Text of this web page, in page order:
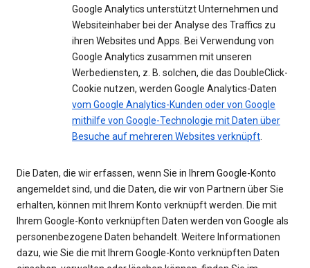
Google Analytics unterstützt Unternehmen und
Websiteinhaber bei der Analyse des Traffics zu
ihren Websites und Apps. Bei Verwendung von
Google Analytics zusammen mit unseren
Werbediensten, z. B. solchen, die das DoubleClick-
Cookie nutzen, werden Google Analytics-Daten
vom Google Analytics-Kunden oder von Google
mithilfe von Google-Technologie mit Daten über
Besuche auf mehreren Websites verknüpft.
Die Daten, die wir erfassen, wenn Sie in Ihrem Google-Konto
angemeldet sind, und die Daten, die wir von Partnern über Sie
erhalten, können mit Ihrem Konto verknüpft werden. Die mit
Ihrem Google-Konto verknüpften Daten werden von Google als
personenbezogene Daten behandelt. Weitere Informationen
dazu, wie Sie die mit Ihrem Google-Konto verknüpften Daten